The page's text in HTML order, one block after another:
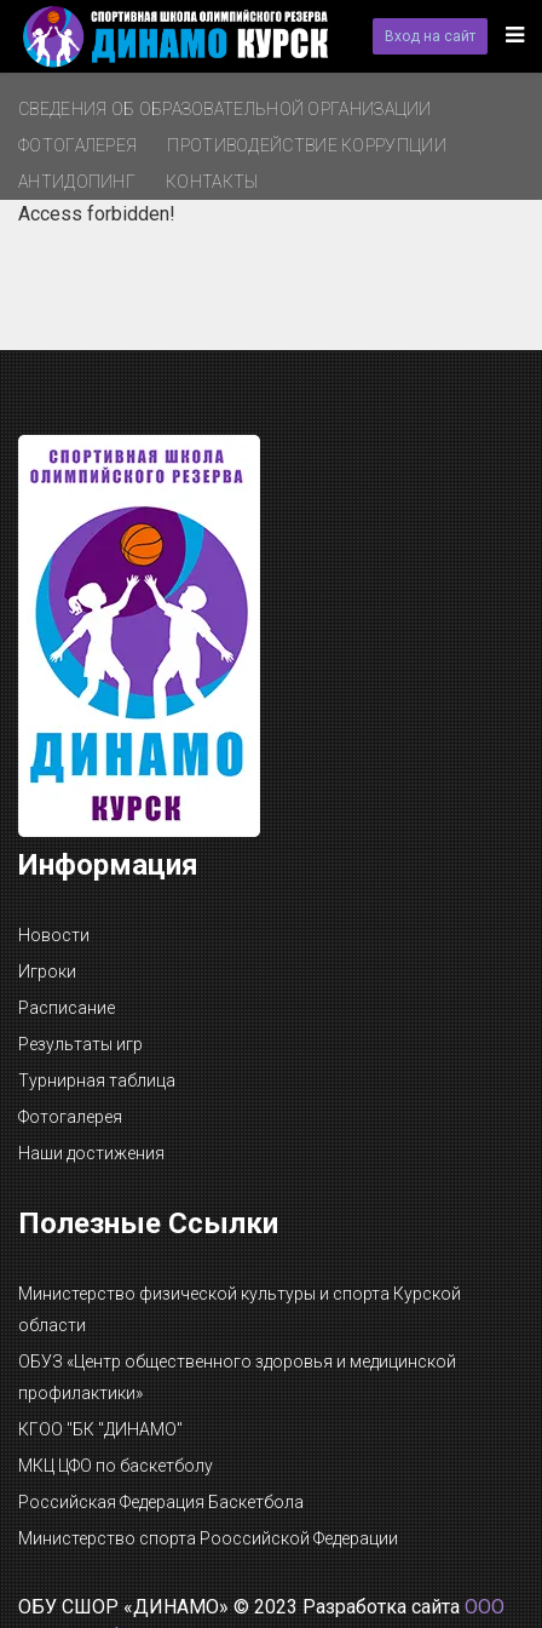
Вход на сайт
СВЕДЕНИЯ ОБ ОБРАЗОВАТЕЛЬНОЙ ОРГАНИЗАЦИИ
ФОТОГАЛЕРЕЯ
ПРОТИВОДЕЙСТВИЕ КОРРУПЦИИ
АНТИДОПИНГ
КОНТАКТЫ
Access forbidden!
Информация
Новости
Игроки
Расписание
Результаты игр
Турнирная таблица
Фотогалерея
Наши достижения
Полезные Ссылки
Министерство физической культуры и спорта Курской
области
ОБУЗ «Центр общественного здоровья и медицинской
профилактики»
КГОО "БК "ДИНАМО"
МКЦ ЦФО по баскетболу
Российская Федерация Баскетбола
Министерство спорта Рооссийской Федерации
ОБУ СШОР «ДИНАМО» © 2023 Разработка сайта ООО